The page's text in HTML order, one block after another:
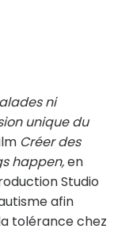
ni
unique du
Créer des
happen,en
Studio
afin
tolérance chez